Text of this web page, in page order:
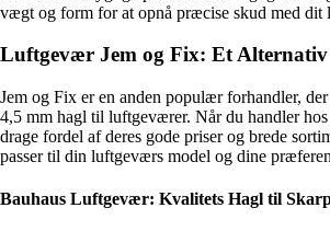
vægt og form for at opnå præcise skud med dit
Luftgevær Jem og Fix: Et
Jem og Fix er en anden populær forhandler,
4,5 mm hagl til luftgeværer. Når du handler
drage fordel af deres gode priser og brede
passer til din luftgeværs model og dine
Bauhaus Luftgevær: Kvalitets Hagl til